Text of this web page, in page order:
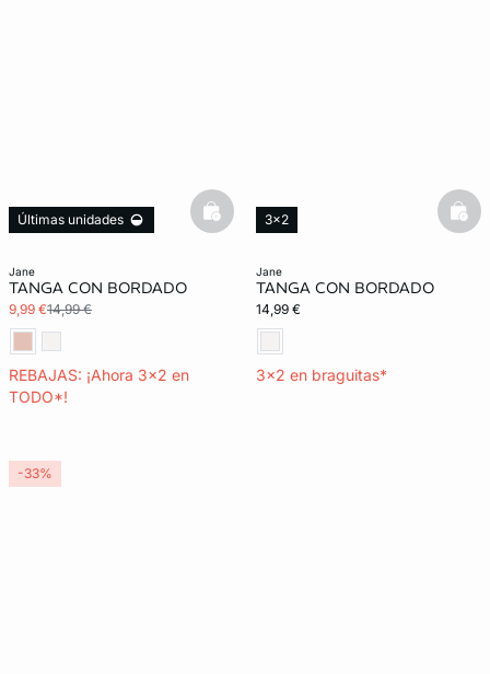
jane
TANGA CON BORDADO
9,99 €14,99 €
REBAJAS: ¡Ahora 3x2 en
TODO*!
Últimas unidades
basketfull
jane
TANGA CON BORDADO
14,99 €
3x2 en braguitas*
3x2
-33%